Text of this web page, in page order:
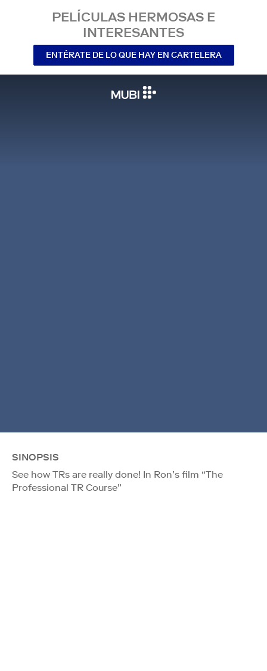
PELÍCULAS HERMOSAS E
INTERESANTES
ENTÉRATE DE LO QUE HAY EN CARTELERA
SINOPSIS
See how TRs are really done! In Ron’s film “The
Professional TR Course”